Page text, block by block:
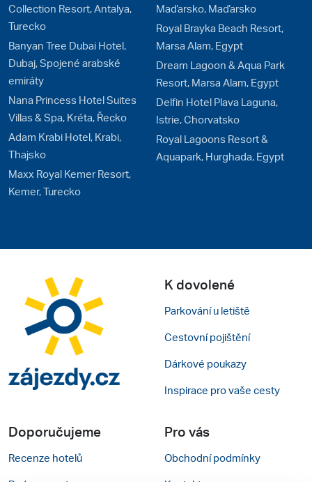
Collection Resort, Antalya,
Turecko
Banyan Tree Dubai Hotel,
Dubaj, Spojené arabské
emiráty
Nana Princess Hotel Suites
Villas & Spa, Kréta, Řecko
Adam Krabi Hotel, Krabi,
Thajsko
Maxx Royal Kemer Resort,
Kemer, Turecko
Maďarsko, Maďarsko
Royal Brayka Beach Resort,
Marsa Alam, Egypt
Dream Lagoon & Aqua Park
Resort, Marsa Alam, Egypt
Delfin Hotel Plava Laguna,
Istrie, Chorvatsko
Royal Lagoons Resort &
Aquapark, Hurghada, Egypt
K dovolené
Parkování u letiště
Cestovní pojištění
Dárkové poukazy
Inspirace pro vaše cesty
Doporučujeme
Recenze hotelů
Pro vás
Obchodní podmínky